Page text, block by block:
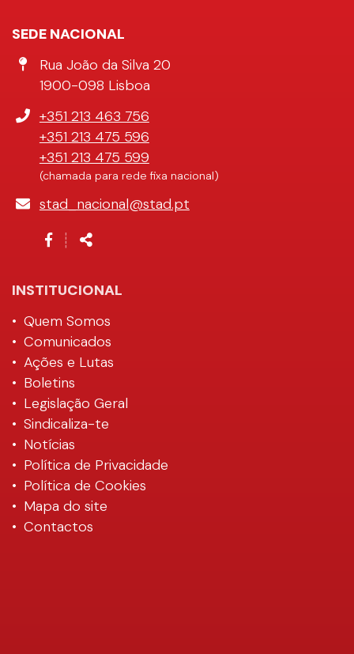
SEDE NACIONAL
Morada
Rua João da Silva 20
1900-098 Lisboa
Telefone
+351 213 463 756
+351 213 475 596
+351 213 475 599
(chamada para rede fixa nacional)
E-
stad_nacional@stad.pt
Siga-┊
Partilhar
INSTITUCIONAL
Quem Somos
Comunicados
Ações e Lutas
Boletins
Legislação Geral
Sindicaliza-te
Notícias
Política de Privacidade
Política de Cookies
Mapa do site
Contactos